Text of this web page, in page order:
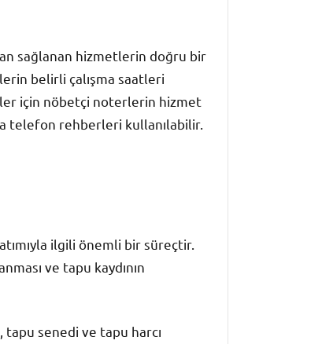
sağlanan hizmetlerin doğru bir
belirli çalışma saatleri
için nöbetçi noterlerin hizmet
telefon rehberleri kullanılabilir.
ilgili önemli bir süreçtir.
ve tapu kaydının
senedi ve tapu harcı